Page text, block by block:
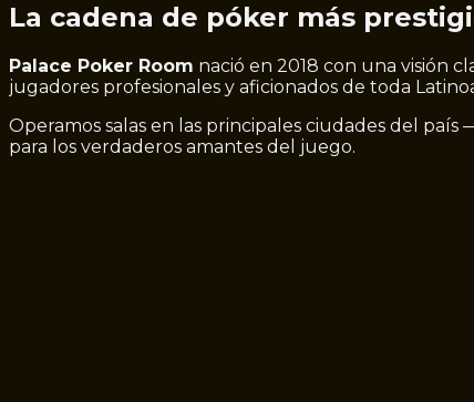
La cadena de póker más
Palace Poker Room nació en 2018 con una visión
jugadores profesionales y aficionados de toda
Operamos salas en las principales ciudades del país
para los verdaderos amantes del juego.